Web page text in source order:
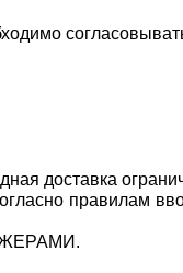
доставка
правилам